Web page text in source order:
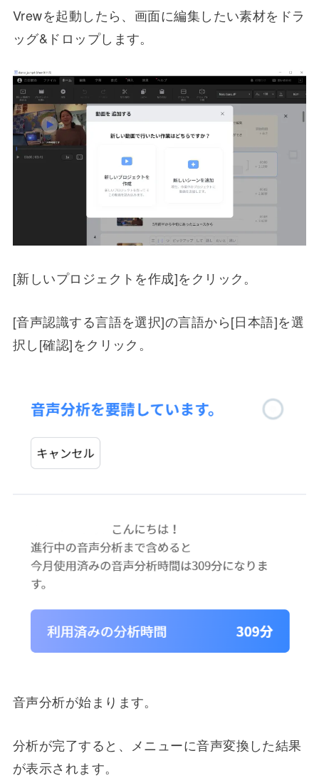
Vrewを起動したら、画面に編集したい素材をドラ
ッグ&ドロップします。
[新しいプロジェクトを作成]をクリック。
[音声認識する言語を選択]の言語から[日本語]を選
択し[確認]をクリック。
音声分析が始まります。
分析が完了すると、メニューに音声変換した結果
が表示されます。